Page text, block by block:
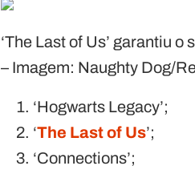
‘The Last of Us’ garantiu
– Imagem: Naughty Dog/
‘Hogwarts Legacy’;
‘The Last of Us’;
‘Connections’;